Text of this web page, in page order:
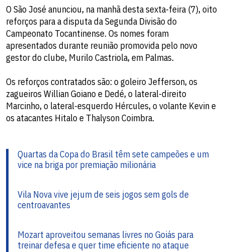
O São José anunciou, na manhã desta sexta-feira (7), oito
reforços para a disputa da Segunda Divisão do
Campeonato Tocantinense. Os nomes foram
apresentados durante reunião promovida pelo novo
gestor do clube, Murilo Castriola, em Palmas.
Os reforços contratados são: o goleiro Jefferson, os
zagueiros Willian Goiano e Dedé, o lateral-direito
Marcinho, o lateral-esquerdo Hércules, o volante Kevin e
os atacantes Hitalo e Thalyson Coimbra.
Quartas da Copa do Brasil têm sete campeões e um
vice na briga por premiação milionária
Vila Nova vive jejum de seis jogos sem gols de
centroavantes
Mozart aproveitou semanas livres no Goiás para
treinar defesa e quer time eficiente no ataque